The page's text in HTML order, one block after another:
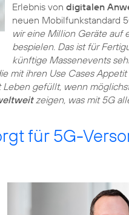
Erlebnis von digitalen
neuen Mobilfunkstandard
wir eine Million Geräte auf
bespielen. Das ist für
künftige Massenevents
mit ihren Use Cases
Leben gefüllt, wenn
zeigen, was mit 5G
für 5G-